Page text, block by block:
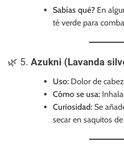
Sabías qué? En
té verde para
🌿 5. Azukni (Lavanda
Uso: Dolor de
Cómo se usa:
Curiosidad: Se
secar en saquitos